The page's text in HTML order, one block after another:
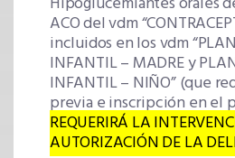
ACO del vdm
incluidos en los vdm
INFANTIL – MADRE y
INFANTIL – NIÑO” (que
previa e inscripción en el
REQUERIRÁ LA
AUTORIZACIÓN DE LA